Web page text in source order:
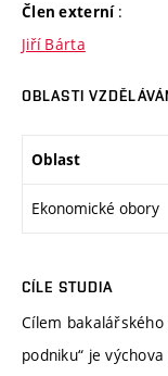
Člen externí :
Jiří Bárta
OBLASTI
Oblast
Ekonomické obory
CÍLE STUDIA
Cílem
podniku“ je